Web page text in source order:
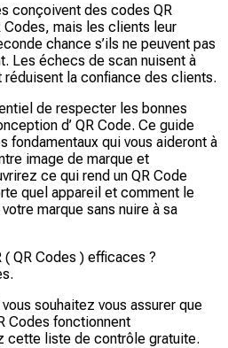
conçoivent des codes QR
Codes, mais les clients leur
chance s’ils ne peuvent pas
Les échecs de scan nuisent à
réduisent la confiance des clients.
de respecter les bonnes
d’ QR Code. Ce guide
fondamentaux qui vous aideront à
image de marque et
ce qui rend un QR Code
quel appareil et comment le
marque sans nuire à sa
QR Codes ) efficaces ?
souhaitez vous assurer que
Codes fonctionnent
cette liste de contrôle gratuite.